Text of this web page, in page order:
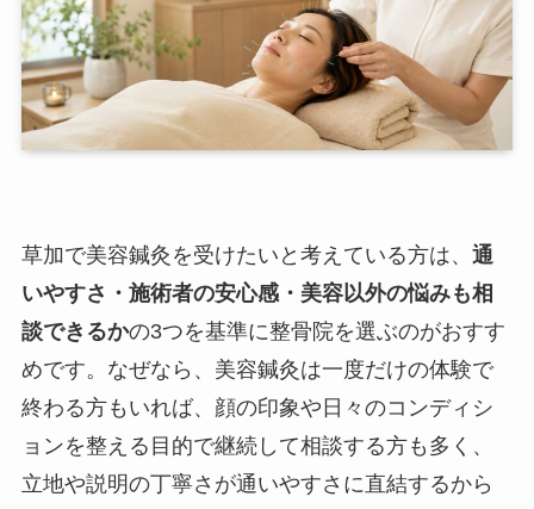
草加で美容鍼灸を受けたいと考えている方は、 通
いやすさ・施術者の安心感・美容以外の悩みも相
談できるかの3つを基準に整骨院を選ぶのがおすす
めです。なぜなら、美容鍼灸は一度だけの体験で
終わる方もいれば、顔の印象や日々のコンディシ
ョンを整える目的で継続して相談する方も多く、
立地や説明の丁寧さが通いやすさに直結するから